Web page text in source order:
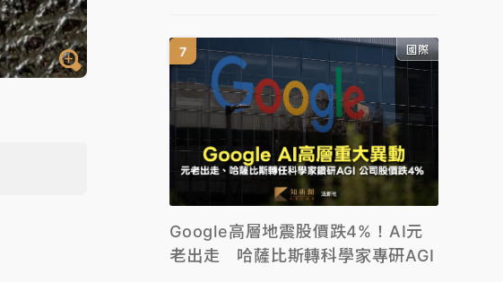
國際
Google高層地震股價跌4%！AI元
老出走 哈薩比斯轉科學家專研AGI